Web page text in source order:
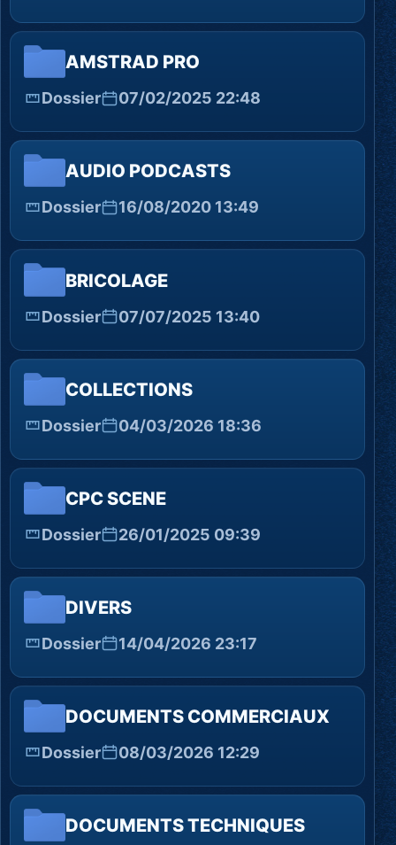
AMSTRAD PRO
Dossier 07/02/2025 22:48
AUDIO PODCASTS
Dossier 16/08/2020 13:49
BRICOLAGE
Dossier 07/07/2025 13:40
COLLECTIONS
Dossier 04/03/2026 18:36
CPC SCENE
Dossier 26/01/2025 09:39
DIVERS
Dossier 14/04/2026 23:17
DOCUMENTS COMMERCIAUX
Dossier 08/03/2026 12:29
DOCUMENTS TECHNIQUES